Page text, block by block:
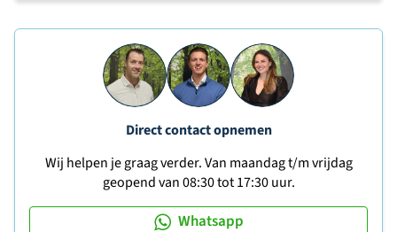
Direct contact opnemen
Wij helpen je graag verder. Van maandag t/m vrijdag
geopend van 08:30 tot 17:30 uur.
Whatsapp